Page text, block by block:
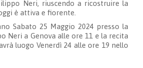
Neri, riuscendo a ricostruire la
è attiva e fiorente.
Sabato 25 Maggio 2024 presso la
Neri a Genova alle ore 11 e la recita
luogo Venerdì 24 alle ore 19 nello